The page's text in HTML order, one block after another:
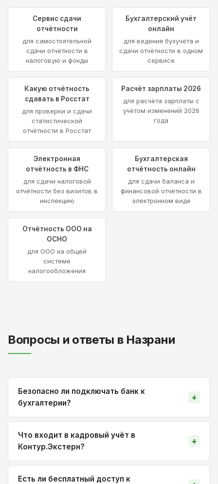
Сервис сдачи
отчётности
для самостоятельной
сдачи отчётности в
налоговую и фонды
Бухгалтерский учёт
онлайн
для ведения бухучёта и
сдачи отчётности в одном
сервисе
Какую отчётность
сдавать в Росстат
для проверки и сдачи
статистической
отчётности в Росстат
Расчёт зарплаты 2026
для расчёта зарплаты с
учётом изменений 2026
года
Электронная
отчётность в ФНС
для сдачи налоговой
отчётности без визитов в
инспекцию
Бухгалтерская
отчётность онлайн
для сдачи баланса и
финансовой отчётности в
электронном виде
Отчётность ООО на
ОСНО
для ООО на общей
системе
налогообложения
Вопросы и ответы в Назрани
Безопасно ли подключать банк к
бухгалтерии?
Что входит в кадровый учёт в
Контур.Экстерн?
Есть ли бесплатный доступ к